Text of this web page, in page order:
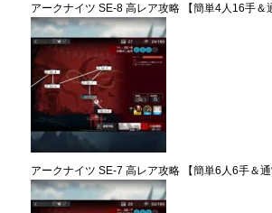
アークナイツ SE-8 高レア攻略 【簡単4人16手＆
アークナイツ SE-7 高レア攻略 【簡単6人6手＆通